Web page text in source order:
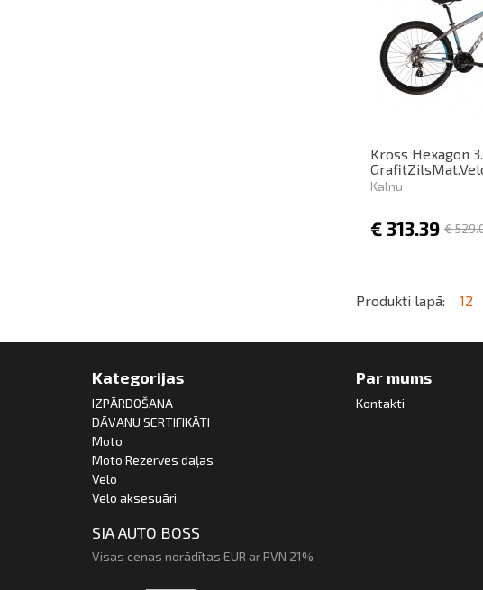
Kross Hexagon
Kalnu
€ 313.39 €
Produkti lapā: 12
Kategorijas
IZPĀRDOŠANA
DĀVANU SERTIFIKĀTI
Moto
Moto Rezerves daļas
Velo
Velo aksesuāri
SIA AUTO BOSS
Visas cenas norādītas EUR ar PVN 21%
Par mums
Kontakti